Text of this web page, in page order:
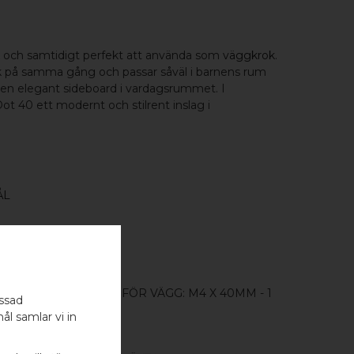
samtidigt perfekt att använda som väggkrok.
på samma gång och passar såväl i barnens rum
elegant sideboard i vardagsrummet. I
40 ett modernt och stilrent inslag i
1 ST / SKRUVSTIFT FÖR VÄGG: M4 X 40MM - 1
samlar vi in